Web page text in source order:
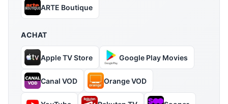
ARTE Boutique
ACHAT
Apple TV Store Google Play Movies
Canal VOD Orange VOD